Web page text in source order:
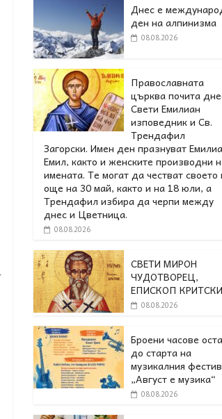
Днес е
ден на алпинизма
08.08.2026
Православната
църква почита
Свети Емилиан
изповедник и Св.
Трендафил
Загорски. Имен ден празнуват
Емил, както и женските производни
имената. Те могат да честват своето
още на 30 май, както и на 18 юли, а
Трендафил избира да черпи между
днес и Цветница.
08.08.2026
СВЕТИ МИРОН
ЧУДОТВОРЕЦ,
ЕПИСКОП КРИТСКИ
08.08.2026
Броени часове
до старта на
музикалния
„Август е музика“
08.08.2026